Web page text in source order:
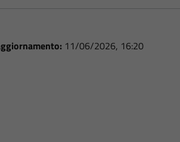
11/06/2026, 16:20